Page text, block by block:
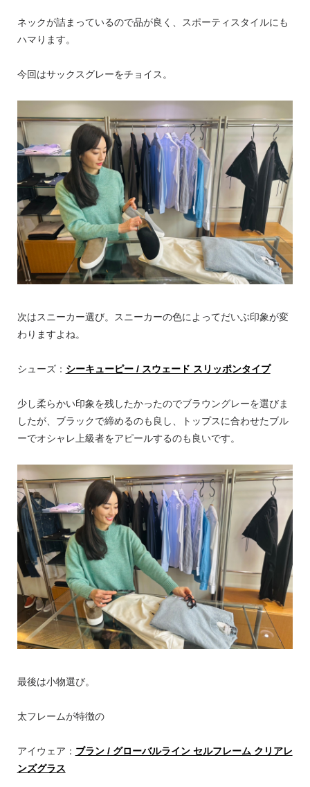
ネックが詰まっているので品が良く、スポーティスタイルにも
ハマります。
今回はサックスグレーをチョイス。
次はスニーカー選び。スニーカーの色によってだいぶ印象が変
わりますよね。
シューズ： シーキューピー / スウェード スリッポンタイプ
少し柔らかい印象を残したかったのでブラウングレーを選びま
したが、ブラックで締めるのも良し、トップスに合わせたブル
ーでオシャレ上級者をアピールするのも良いです。
最後は小物選び。
太フレームが特徴の
アイウェア： ブラン / グローバルライン セルフレーム クリアレ
ンズグラス